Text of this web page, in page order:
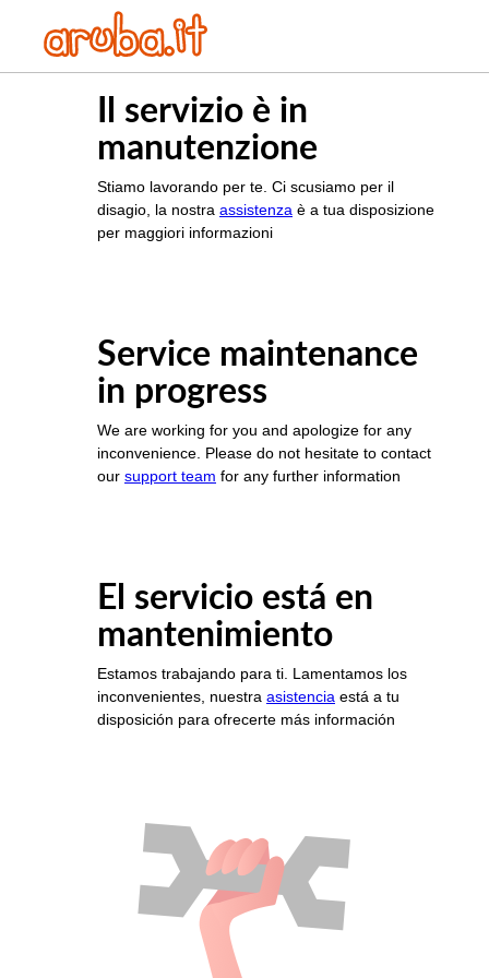
Il servizio è in
manutenzione
Stiamo lavorando per te. Ci scusiamo per il
disagio, la nostra assistenza è a tua disposizione
per maggiori informazioni
Service maintenance
in progress
We are working for you and apologize for any
inconvenience. Please do not hesitate to contact
our support team for any further information
El servicio está en
mantenimiento
Estamos trabajando para ti. Lamentamos los
inconvenientes, nuestra asistencia está a tu
disposición para ofrecerte más información